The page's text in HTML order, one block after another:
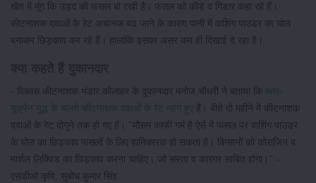
खेत में मूंग कि उड़द की फसल बो रखी है। फसल को कीड़े व गिडार कहा रहे हैं।
कीटनाशक दवाओं के रेट अचानक बढ जाने के कारण पानी में वाशिंग पाउडर का घोल
बनाकर छिड़काव कर रहे हैं। हालांकि इसका असर कम ही दिखाई दे रहा है।
- विकास कीटनाशक भंडार कोलाहर के दुकानदार मनोज चौधरी ने बताया कि
रूस-
यूक्रेन युद्ध के चलते कीटनाशक दवाओं के रेट महंगे हुए
हैं। बीते दो महीने में कीटनाशक
दवाओं के रेट दोगुने तक हो गए हैं। "मौसम काफी गर्म है ऐसे में फसल पर वाशिंग पाउडर
के घोल का छिड़काव फसलों के लिए हानिकारक हो सकता है। किसानों को कोराजिन व
मार्शल लिक्विड का छिड़काव करना चाहिए। जो सस्ता व कारगर साबित होगा।" -
एसडीओ कृषि, सुबोध कुमार सिंह